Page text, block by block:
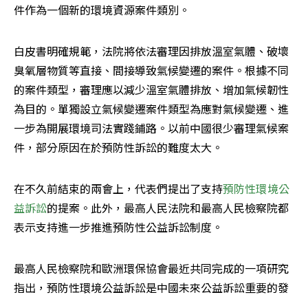
件作為一個新的環境資源案件類別。
白皮書明確規範，法院將依法審理因排放溫室氣體、破壞
臭氧層物質等直接、間接導致氣候變遷的案件。根據不同
的案件類型，審理應以減少溫室氣體排放、增加氣候韌性
為目的。單獨設立氣候變遷案件類型為應對氣候變遷、進
一步為開展環境司法實踐鋪路。以前中國很少審理氣候案
件，部分原因在於預防性訴訟的難度太大。
在不久前結束的兩會上，代表們提出了支持預防性環境公
益訴訟的提案。此外，最高人民法院和最高人民檢察院都
表示支持進一步推進預防性公益訴訟制度。
最高人民檢察院和歐洲環保協會最近共同完成的一項研究
指出，預防性環境公益訴訟是中國未來公益訴訟重要的發